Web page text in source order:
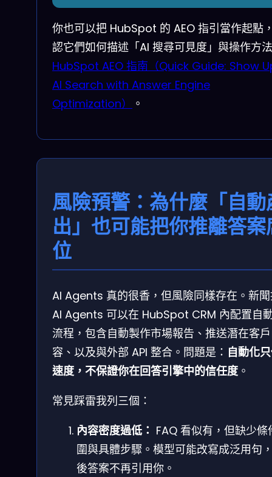
你也可以把 HubSpot 的 AEO 指引當作起點
認它們如何描述「AI 搜尋可見度」與操作方
HubSpot AEO 指南（Quick Guide: Show
AI Search with Answer Engine
Optimization）
。
風險預警：為什麼「自動
出」也可能把你推離答案
位
AI Agents 真的很香，但風險同樣存在。新
AI Agents 可以在 HubSpot CRM 內配置自
流程，包含自動製作市場報告、推送潛在客
容、以及與外部 API 整合。問題是： 自動化
速度，不保證你在回答引擎中的信任度 。
常見踩雷我列三個：
內容密度過低： FAQ 看似有，但缺少條
圍與具體步驟。模型可能改寫成泛用句
後答案不再引用你。